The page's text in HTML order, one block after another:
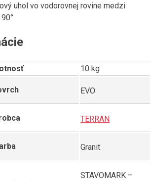
uhol vo vodorovnej rovine medzi
10 kg
EVO
TERRAN
Granit
STAVOMARK –